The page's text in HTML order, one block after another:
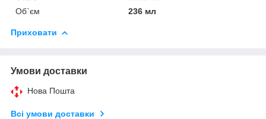
Об`єм
236 мл
Приховати
Умови доставки
Нова Пошта
Всі умови доставки